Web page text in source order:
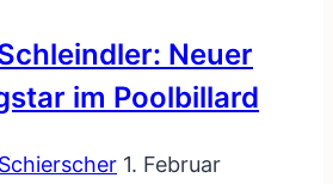
Neuer
im Poolbillard
1. Februar